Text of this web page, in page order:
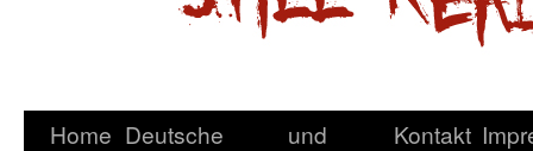
Home Deutsche
und
Kontakt